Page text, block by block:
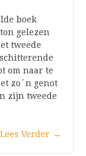
boek
gelezen
tweede
om naar te
zo´n genot
zijn tweede
Lees Verder →